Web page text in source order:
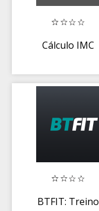
Cálculo IMC
BTFIT: Treino